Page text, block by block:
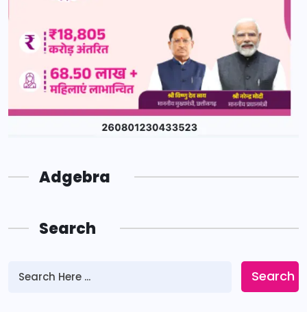
Adgebra
Search
Search